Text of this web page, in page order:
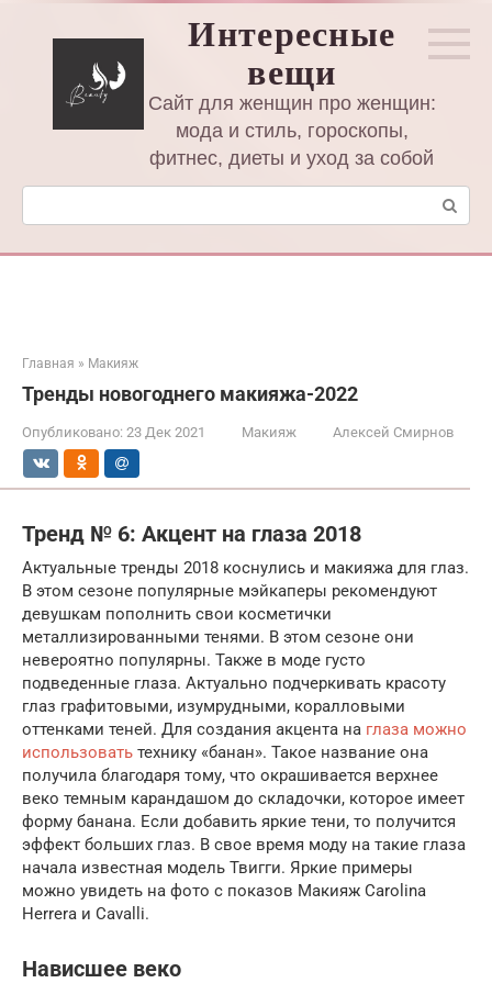
Интересные
вещи
Сайт для женщин про женщин:
мода и стиль, гороскопы,
фитнес, диеты и уход за собой
Поиск:
Главная » Макияж
Тренды новогоднего макияжа-2022
Опубликовано: 23 Дек 2021 Макияж Алексей Смирнов
Тренд № 6: Акцент на глаза 2018
Актуальные тренды 2018 коснулись и макияжа для глаз.
В этом сезоне популярные мэйкаперы рекомендуют
девушкам пополнить свои косметички
металлизированными тенями. В этом сезоне они
невероятно популярны. Также в моде густо
подведенные глаза. Актуально подчеркивать красоту
глаз графитовыми, изумрудными, коралловыми
оттенками теней. Для создания акцента на глаза можно
использовать технику «банан». Такое название она
получила благодаря тому, что окрашивается верхнее
веко темным карандашом до складочки, которое имеет
форму банана. Если добавить яркие тени, то получится
эффект больших глаз. В свое время моду на такие глаза
начала известная модель Твигги. Яркие примеры
можно увидеть на фото с показов Макияж Carolina
Herrera и Cavalli.
Нависшее веко